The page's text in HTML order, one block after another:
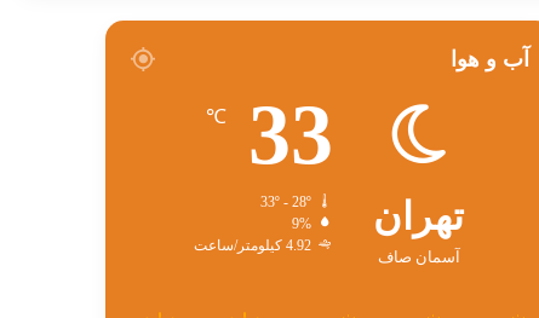
آب و هوا
تهران
آسمان صاف
33
℃
9%
4.92 کیلومتر/ساعت